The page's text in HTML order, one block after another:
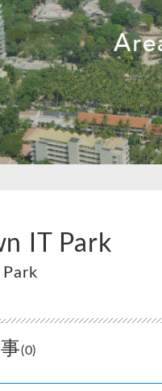
IT Park
(0)